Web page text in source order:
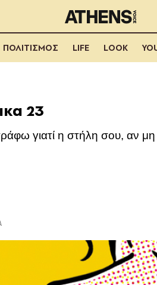
ΠΟΛΙΤΙΣΜΟΣ LIFE LOOK
23
γιατί η στήλη σου, αν μη